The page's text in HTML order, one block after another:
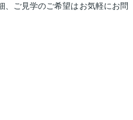
、ご見学のご希望はお気軽にお問